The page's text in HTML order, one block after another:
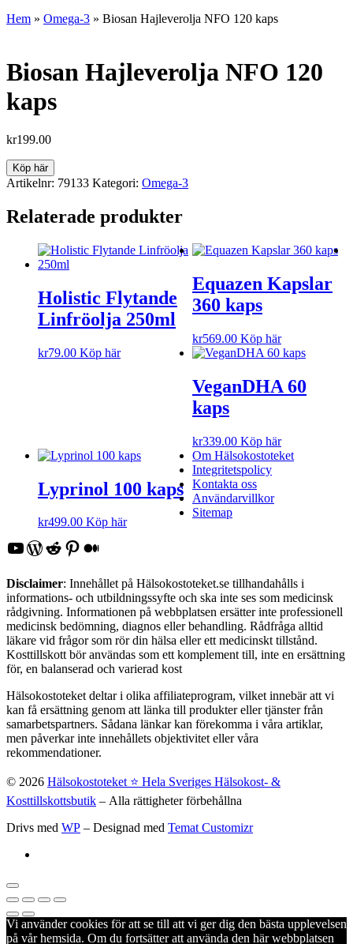
Hem » Omega-3 » Biosan Hajleverolja NFO 120 kaps
Biosan Hajleverolja NFO 120
kaps
kr199.00
Köp här
Artikelnr: 79133 Kategori: Omega-3
Relaterade produkter
Holistic Flytande
Linfröolja 250ml
kr79.00 Köp här
Equazen Kapslar
360 kaps
kr569.00 Köp här
VeganDHA 60
kaps
kr339.00 Köp här
Lyprinol 100 kaps
kr499.00 Köp här
Om Hälsokostoteket
Integritetspolicy
Kontakta oss
Användarvillkor
Sitemap
YouTube
WordPress
Reddit
Pinterest
Medium
Disclaimer: Innehållet på Hälsokostoteket.se tillhandahålls i
informations- och utbildningssyfte och ska inte ses som medicinsk
rådgivning. Informationen på webbplatsen ersätter inte professionell
medicinsk bedömning, diagnos eller behandling. Rådfråga alltid
läkare vid frågor som rör din hälsa eller ett medicinskt tillstånd.
Kosttillskott bör användas som ett komplement till, inte en ersättning
för, en balanserad och varierad kost
Hälsokostoteket deltar i olika affiliateprogram, vilket innebär att vi
kan få ersättning genom att länka till produkter eller tjänster från
samarbetspartners. Sådana länkar kan förekomma i våra artiklar,
men påverkar inte innehållets objektivitet eller våra
rekommendationer.
© 2026 Hälsokostoteket ⭐️ Hela Sveriges Hälsokost- &
Kosttillskottsbutik – Alla rättigheter förbehållna
Drivs med WP – Designad med Temat Customizr
Vi använder cookies för att se till att vi ger dig den bästa upplevelsen
på vår hemsida. Om du fortsätter att använda den här webbplatsen